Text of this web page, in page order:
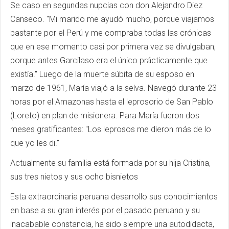
Se caso en segundas nupcias con don Alejandro Diez
Canseco. "Mi marido me ayudó mucho, porque viajamos
bastante por el Perú y me compraba todas las crónicas
que en ese momento casi por primera vez se divulgaban,
porque antes Garcilaso era el único prácticamente que
existía." Luego de la muerte súbita de su esposo en
marzo de 1961, María viajó a la selva. Navegó durante 23
horas por el Amazonas hasta el leprosorio de San Pablo
(Loreto) en plan de misionera. Para María fueron dos
meses gratificantes: "Los leprosos me dieron más de lo
que yo les di."
Actualmente su familia está formada por su hija Cristina,
sus tres nietos y sus ocho bisnietos
Esta extraordinaria peruana desarrollo sus conocimientos
en base a su gran interés por el pasado peruano y su
inacabable constancia, ha sido siempre una autodidacta,